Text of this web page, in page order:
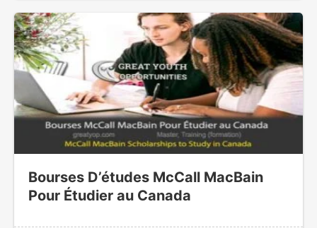
Bourses D’études McCall MacBain
Pour Étudier au Canada